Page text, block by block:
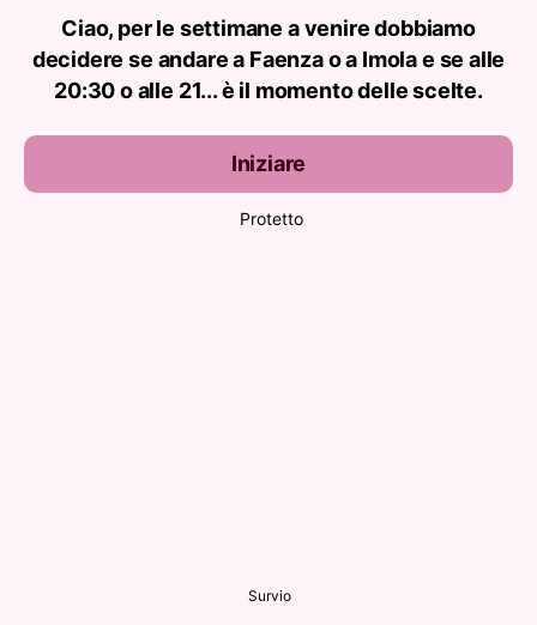
Ciao, per le settimane a venire dobbiamo
decidere se andare a Faenza o a Imola e se alle
20:30 o alle 21... è il momento d elle scelte.
Iniziare
Protetto
Survio